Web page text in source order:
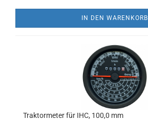
IN DEN WARENKORB
Traktormeter für IHC, 100,0 mm